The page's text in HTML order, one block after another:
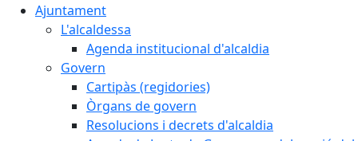
Ajuntament
L'alcaldessa
Agenda institucional d'alcaldia
Govern
Cartipàs (regidories)
Òrgans de govern
Resolucions i decrets d'alcaldia